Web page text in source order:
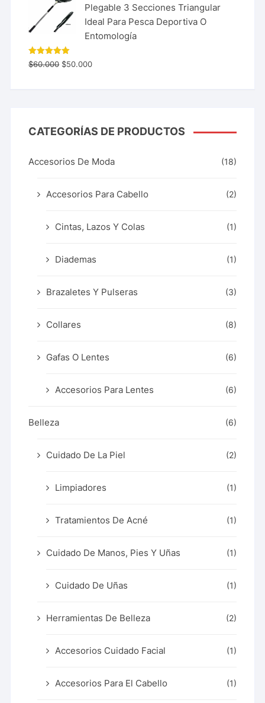
Plegable 3 Secciones Triangular
Ideal Para Pesca Deportiva O
Entomología
Valorado
con 5.00
$60.000 $50.000
CATEGORÍAS DE PRODUCTOS
Accesorios De Moda (18)
Accesorios Para Cabello (2)
Cintas, Lazos Y Colas (1)
Diademas (1)
Brazaletes Y Pulseras (3)
Collares (8)
Gafas O Lentes (6)
Accesorios Para Lentes (6)
Belleza (6)
Cuidado De La Piel (2)
Limpiadores (1)
Tratamientos De Acné (1)
Cuidado De Manos, Pies Y Uñas (1)
Cuidado De Uñas (1)
Herramientas De Belleza (2)
Accesorios Cuidado Facial (1)
Accesorios Para El Cabello (1)